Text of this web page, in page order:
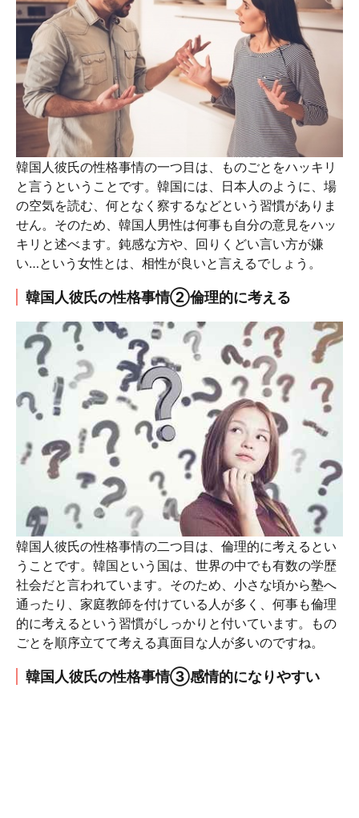
韓国人彼氏の性格事情の一つ目は、ものごとをハッキリ
と言うということです。韓国には、日本人のように、場
の空気を読む、何となく察するなどという習慣がありま
せん。そのため、韓国人男性は何事も自分の意見をハッ
キリと述べます。鈍感な方や、回りくどい言い方が嫌
い…という女性とは、相性が良いと言えるでしょう。
韓国人彼氏の性格事情②倫理的に考える
韓国人彼氏の性格事情の二つ目は、倫理的に考えるとい
うことです。韓国という国は、世界の中でも有数の学歴
社会だと言われています。そのため、小さな頃から塾へ
通ったり、家庭教師を付けている人が多く、何事も倫理
的に考えるという習慣がしっかりと付いています。もの
ごとを順序立てて考える真面目な人が多いのですね。
韓国人彼氏の性格事情③感情的になりやすい